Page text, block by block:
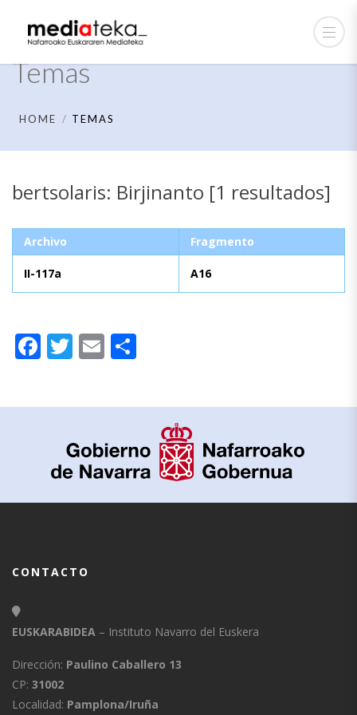
Temas
HOME TEMAS
bertsolaris: Birjinanto [1 resultados]
Archivo Fragmento
II-117a A16
Facebook
Twitter
Email
CONTACTO
EUSKARABIDEA – Instituto Navarro del Euskera
Dirección: Paulino Caballero 13
CP: 31002
Localidad: Pamplona/Iruña